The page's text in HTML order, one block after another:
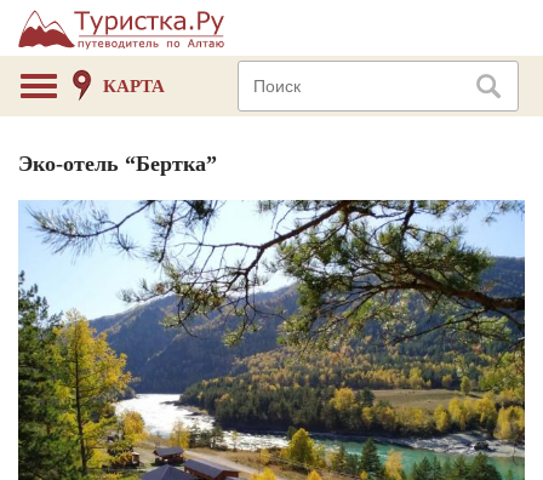
КАРТА
Эко-отель “Бертка”